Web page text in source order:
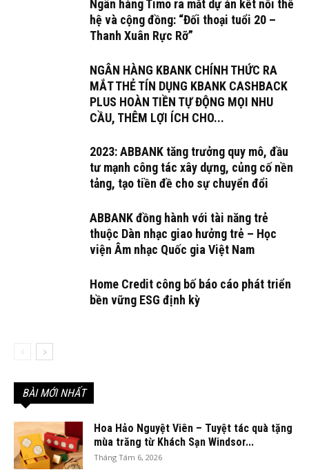
Ngân hàng Timo ra mắt dự án kết nối thế
hệ và cộng đồng: “Đối thoại tuổi 20 –
Thanh Xuân Rực Rỡ”
NGÂN HÀNG KBANK CHÍNH THỨC RA
MẮT THẺ TÍN DỤNG KBANK CASHBACK
PLUS HOÀN TIỀN TỰ ĐỘNG MỌI NHU
CẦU, THÊM LỢI ÍCH CHO...
2023: ABBANK tăng trưởng quy mô, đầu
tư mạnh công tác xây dựng, củng cố nền
tảng, tạo tiền đề cho sự chuyển đổi
ABBANK đồng hành với tài năng trẻ
thuộc Dàn nhạc giao hưởng trẻ – Học
viện Âm nhạc Quốc gia Việt Nam
Home Credit công bố báo cáo phát triển
bền vững ESG định kỳ
BÀI MỚI NHẤT
Hoa Hảo Nguyệt Viên – Tuyệt tác quà tặng
mùa trăng từ Khách Sạn Windsor...
Tháng Tám 6, 2026